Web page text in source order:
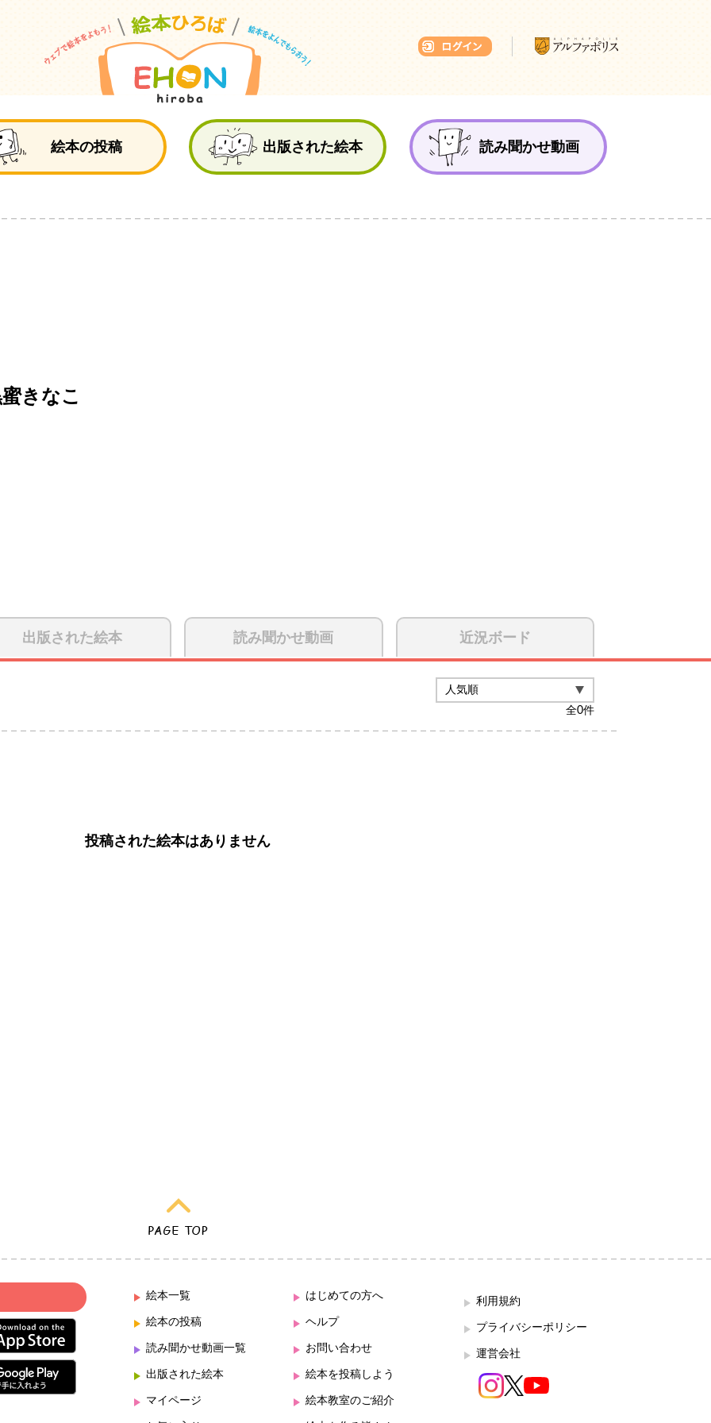
絵本の投稿 出版された絵本 読み聞かせ動画
きなこ
出版された絵本 読み聞かせ動画 近況ボード
全0件
投稿された絵本はありません
絵本一覧
絵本の投稿
読み聞かせ動画一覧
出版された絵本
マイページ
はじめての方へ
ヘルプ
お問い合わせ
絵本を投稿しよう
絵本教室のご紹介
利用規約
プライバシーポリシー
運営会社